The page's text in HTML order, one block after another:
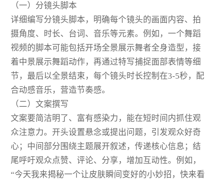
（一）分镜头脚本
详细编写分镜头脚本，明确每个镜头的画面内容、拍
摄角度、时长、台词、音乐等元素。例如，一个舞蹈
视频的脚本可能包括开场全景展示舞者全身造型，接
着中景展示舞蹈动作，再通过特写捕捉面部表情等细
节，最后以全景结束，每个镜头时长控制在3-5秒，配
合动感音乐，营造节奏感。
（二）文案撰写
文案要简洁明了、富有感染力，能在短时间内抓住观
众注意力。开头设置悬念或提出问题，引发观众好奇
心；中间部分围绕主题展开叙述，传递核心信息；结
尾呼吁观众点赞、评论、分享，增加互动性。例如，
“今天我来揭秘一个让皮肤瞬间变好的小妙招，快来看